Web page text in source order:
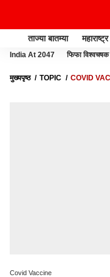
ताज्या बातम्या महाराष्ट्र
India At 2047 फिफा विश्वचषक
मुख्यपृष्ठ TOPIC COVID
Covid Vaccine